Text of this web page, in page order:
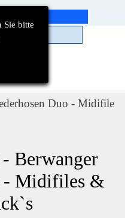
Sie bitte
überspringen
Duo - Midifile
Berwanger
- Midifiles &